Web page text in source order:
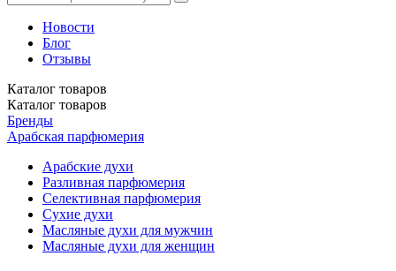
Новости
Блог
Отзывы
Каталог товаров
Каталог товаров
Бренды
Арабская парфюмерия
Арабские духи
Разливная парфюмерия
Селективная парфюмерия
Сухие духи
Масляные духи для мужчин
Масляные духи для женщин